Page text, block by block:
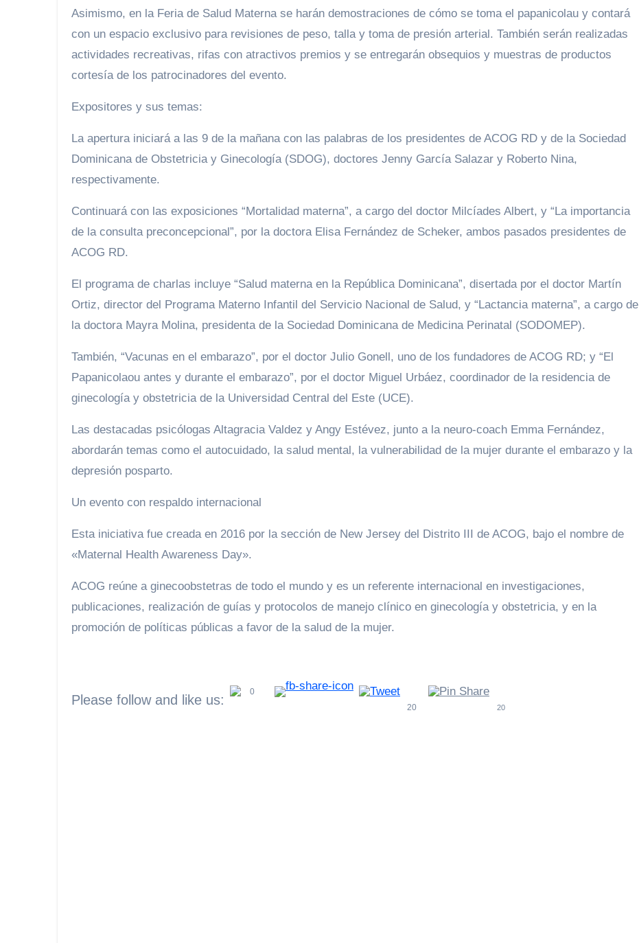
Asimismo, en la Feria de Salud Materna se harán demostraciones de cómo se toma el papanicolau y contará
con un espacio exclusivo para revisiones de peso, talla y toma de presión arterial. También serán realizadas
actividades recreativas, rifas con atractivos premios y se entregarán obsequios y muestras de productos
cortesía de los patrocinadores del evento.
Expositores y sus temas:
La apertura iniciará a las 9 de la mañana con las palabras de los presidentes de ACOG RD y de la Sociedad
Dominicana de Obstetricia y Ginecología (SDOG), doctores Jenny García Salazar y Roberto Nina,
respectivamente.
Continuará con las exposiciones “Mortalidad materna”, a cargo del doctor Milcíades Albert, y “La importancia
de la consulta preconcepcional”, por la doctora Elisa Fernández de Scheker, ambos pasados presidentes de
ACOG RD.
El programa de charlas incluye “Salud materna en la República Dominicana”, disertada por el doctor Martín
Ortiz, director del Programa Materno Infantil del Servicio Nacional de Salud, y “Lactancia materna”, a cargo de
la doctora Mayra Molina, presidenta de la Sociedad Dominicana de Medicina Perinatal (SODOMEP).
También, “Vacunas en el embarazo”, por el doctor Julio Gonell, uno de los fundadores de ACOG RD; y “El
Papanicolaou antes y durante el embarazo”, por el doctor Miguel Urbáez, coordinador de la residencia de
ginecología y obstetricia de la Universidad Central del Este (UCE).
Las destacadas psicólogas Altagracia Valdez y Angy Estévez, junto a la neuro-coach Emma Fernández,
abordarán temas como el autocuidado, la salud mental, la vulnerabilidad de la mujer durante el embarazo y la
depresión posparto.
Un evento con respaldo internacional
Esta iniciativa fue creada en 2016 por la sección de New Jersey del Distrito III de ACOG, bajo el nombre de
«Maternal Health Awareness Day».
ACOG reúne a ginecoobstetras de todo el mundo y es un referente internacional en investigaciones,
publicaciones, realización de guías y protocolos de manejo clínico en ginecología y obstetricia, y en la
promoción de políticas públicas a favor de la salud de la mujer.
Please follow and like us:
0
20
20